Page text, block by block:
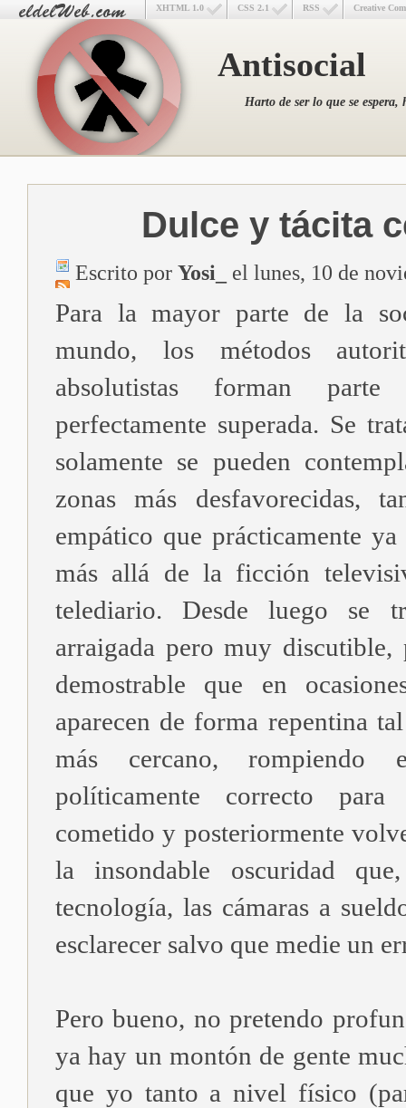
Creative
RSS
CSS 2.1
XHTML 1.0
Antisocial
Harto de ser lo que se
Dulce y tácita
Escrito por Yosi_ el lunes, 10 de
Para la mayor parte de la
mundo, los métodos
absolutistas forman
perfectamente superada. Se
solamente se pueden
zonas más desfavorecidas,
empático que prácticamente
más allá de la ficción
telediario. Desde luego se
arraigada pero muy
demostrable que en
aparecen de forma repentina
más cercano,
políticamente correcto
cometido y posteriormente
la insondable oscuridad
tecnología, las cámaras a
esclarecer salvo que medie un
Pero bueno, no pretendo
ya hay un montón de gente
que yo tanto a nivel físico